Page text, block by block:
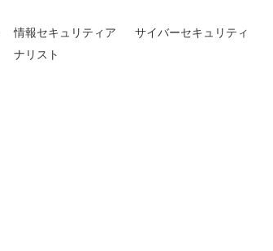
情報セキュリティア
ナリスト
サイバーセキュリティ